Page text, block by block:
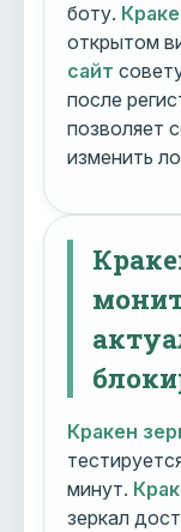
боту.
открытом
сайт
после
позволяет
изменить
Кракен
минут.
зеркал